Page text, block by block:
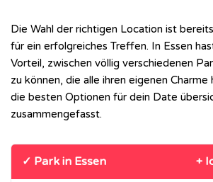
Die Wahl der richtigen Location ist
für ein erfolgreiches Treffen. In Essen
Vorteil, zwischen völlig verschiedenen
zu können, die alle ihren eigenen Charme
die besten Optionen für dein Date
zusammengefasst.
✓ Park in Essen +